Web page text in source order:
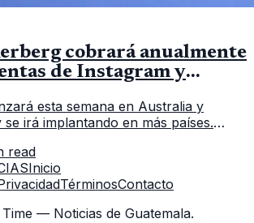
cobrará anualmente
de Instagram y
esta semana en Australia y
irá implantando en más países.
ha anu
read
Inicio
TérminosContacto
— Noticias de Guatemala.